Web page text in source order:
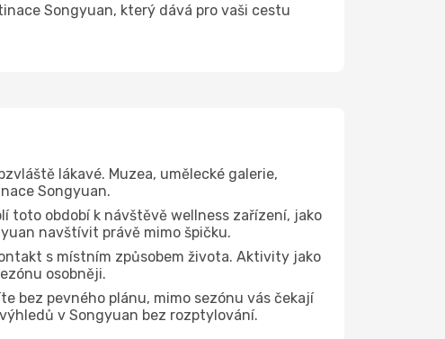
Songyuan, který dává pro vaši cestu
lákavé. Muzea, umělecké galerie,
Songyuan.
toto období k návštěvě wellness zařízení, jako
navštívit právě mimo špičku.
s místním způsobem života. Aktivity jako
osobněji.
bez pevného plánu, mimo sezónu vás čekají
v Songyuan bez rozptylování.